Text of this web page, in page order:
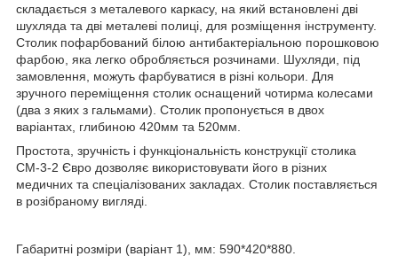
складається з металевого каркасу, на який встановлені дві
шухляда та дві металеві полиці, для розміщення інструменту.
Столик пофарбований білою антибактеріальною порошковою
фарбою, яка легко обробляється розчинами. Шухляди, під
замовлення, можуть фарбуватися в різні кольори. Для
зручного переміщення столик оснащений чотирма колесами
(два з яких з гальмами). Столик пропонується в двох
варіантах, глибиною 420мм та 520мм.
Простота, зручність і функціональність конструкції столика
СМ-3-2 Євро дозволяє використовувати його в різних
медичних та спеціалізованих закладах. Столик поставляється
в розібраному вигляді.
Габаритні розміри (варіант 1), мм: 590*420*880.